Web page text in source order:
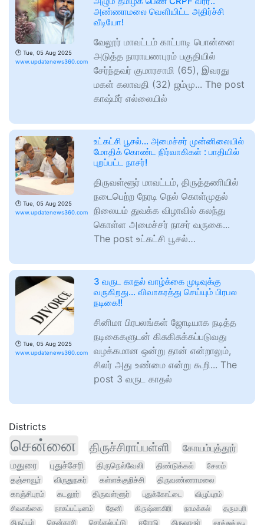
🕑 Tue, 05 Aug 2025
www.updatenews360.com
அண்ணாமலை வெளியிட்ட அதிர்ச்சி
வீடியோ!
வேலூர் மாவட்டம் காட்பாடி பொன்னை
அடுத்த நாராயணபுரம் பகுதியில்
சேர்ந்தவர் குமாரசாமி (65), இவரது
மகள் கலாவதி (32) ஜம்மு... The post
காஷ்மீர் எல்லையில்
🕑 Tue, 05 Aug 2025
www.updatenews360.com
உட்கட்சி பூசல்… அமைச்சர் முன்னிலையில்
மோதிக் கொண்ட நிர்வாகிகள் : பாதியில்
புறப்பட்ட நாசர்!
திருவள்ளூர் மாவட்டம், திருத்தணியில்
நடைபெற்ற நேரடி நெல் கொள்முதல்
நிலையம் துவக்க விழாவில் கலந்து
கொள்ள அமைச்சர் நாசர் வருகை...
The post உட்கட்சி பூசல்…
🕑 Tue, 05 Aug 2025
www.updatenews360.com
3 வருட காதல் வாழ்க்கை முடிவுக்கு
வருகிறது… விவாகரத்து செய்யும் பிரபல
நடிகை!!
சினிமா பிரபலங்கள் ஜோடியாக நடித்த
நடிகைகளுடன் கிசுகிசுக்கப்படுவது
வழக்கமான ஒன்று தான் என்றாலும்,
சிலர் அது உண்மை என்று கூறி... The
post 3 வருட காதல்
Districts
சென்னை திருச்சிராப்பள்ளி
கோயம்புத்தூர்
மதுரை
புதுச்சேரி திருநெல்வேலி திண்டுக்கல்
சேலம்
தஞ்சாவூர்
விருதுநகர் கள்ளக்குறிச்சி திருவண்ணாமலை
காஞ்சிபுரம் கடலூர் திருவள்ளூர் புதுக்கோட்டை
விழுப்புரம்
சிவகங்கை
நாகப்பட்டினம் தேனி கிருஷ்ணகிரி நாமக்கல்
தருமபுரி
திருப்பூர்
தென்காசி செங்கல்பட்டு ஈரோடு திருவாரூர்
தூத்துக்குடி